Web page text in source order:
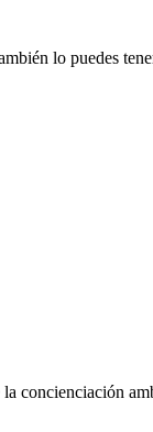
lo puedes
concienciación